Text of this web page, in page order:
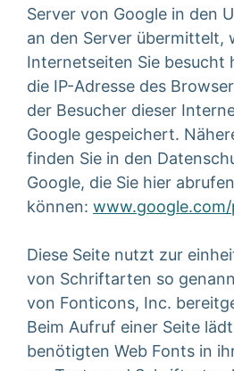
Server von Google in den
an den Server übermittelt,
Internetseiten Sie besucht
die IP-Adresse des
der Besucher dieser
Google gespeichert.
finden Sie in den
Google, die Sie hier abrufen
können:
Diese Seite nutzt zur
von Schriftarten so
von Fonticons, Inc.
Beim Aufruf einer Seite
benötigten Web Fonts in